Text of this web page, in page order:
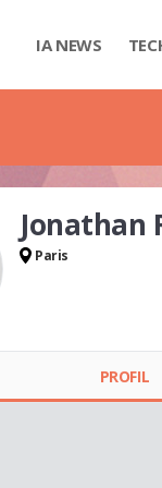
IA NEWS
Jonathan
Paris
PROFIL